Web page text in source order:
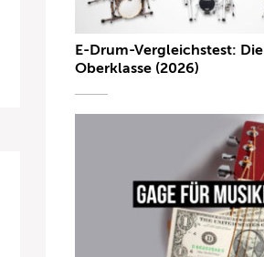
E-Drum-Vergleichstest: Die
Oberklasse (2026)